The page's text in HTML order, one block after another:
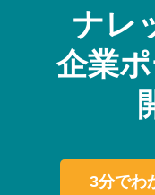
ご利用企業様の声
セキュリティ
よくある質問
ナレ
企業
3分でわ